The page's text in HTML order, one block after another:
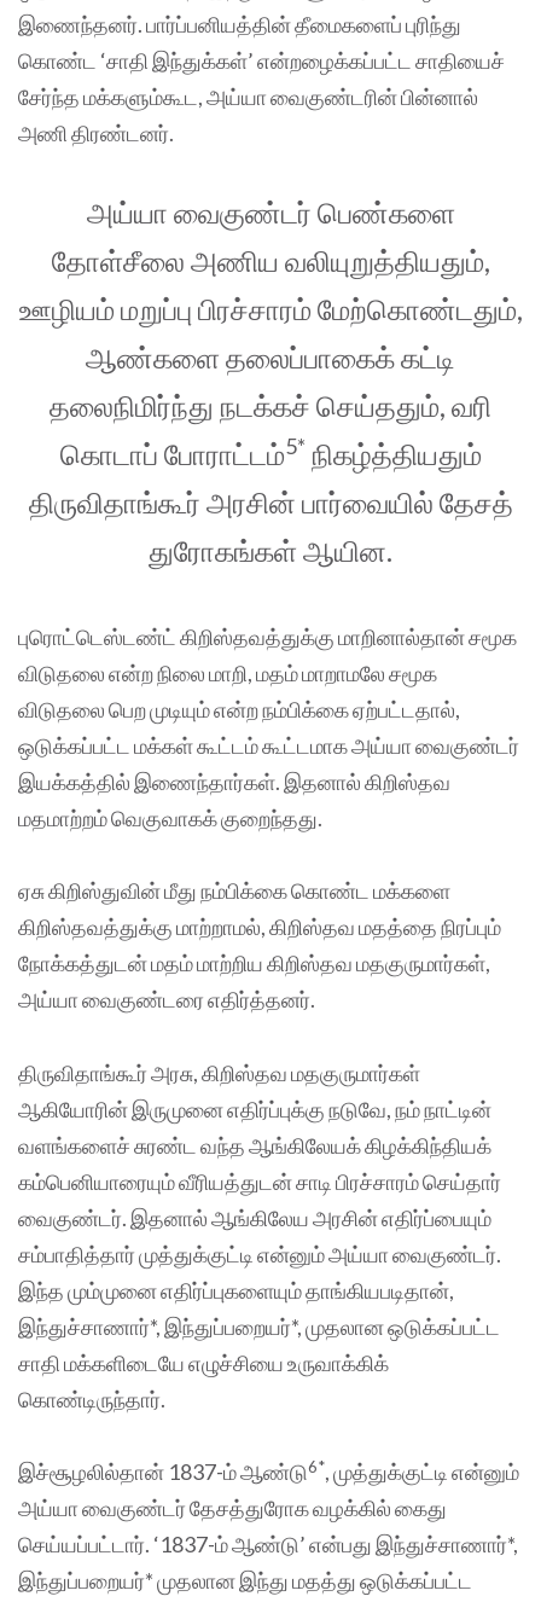
இணைந்தனர். பார்ப்பனியத்தின் தீமைகளைப் புரிந்து
கொண்ட ‘சாதி இந்துக்கள்’ என்றழைக்கப்பட்ட சாதியைச்
சேர்ந்த மக்களும்கூட, அய்யா வைகுண்டரின் பின்னால்
அணி திரண்டனர்.
அய்யா வைகுண்டர் பெண்களை
தோள்சீலை அணிய வலியுறுத்தியதும்,
ஊழியம் மறுப்பு பிரச்சாரம் மேற்கொண்டதும்,
ஆண்களை தலைப்பாகைக் கட்டி
தலைநிமிர்ந்து நடக்கச் செய்ததும், வரி
கொடாப் போராட்டம்5* நிகழ்த்தியதும்
திருவிதாங்கூர் அரசின் பார்வையில் தேசத்
துரோகங்கள் ஆயின.
புரொட்டெஸ்டண்ட் கிறிஸ்தவத்துக்கு மாறினால்தான் சமூக
விடுதலை என்ற நிலை மாறி, மதம் மாறாமலே சமூக
விடுதலை பெற முடியும் என்ற நம்பிக்கை ஏற்பட்டதால்,
ஒடுக்கப்பட்ட மக்கள் கூட்டம் கூட்டமாக அய்யா வைகுண்டர்
இயக்கத்தில் இணைந்தார்கள். இதனால் கிறிஸ்தவ
மதமாற்றம் வெகுவாகக் குறைந்தது.
ஏசு கிறிஸ்துவின் மீது நம்பிக்கை கொண்ட மக்களை
கிறிஸ்தவத்துக்கு மாற்றாமல், கிறிஸ்தவ மதத்தை நிரப்பும்
நோக்கத்துடன் மதம் மாற்றிய கிறிஸ்தவ மதகுருமார்கள்,
அய்யா வைகுண்டரை எதிர்த்தனர்.
திருவிதாங்கூர் அரசு, கிறிஸ்தவ மதகுருமார்கள்
ஆகியோரின் இருமுனை எதிர்ப்புக்கு நடுவே, நம் நாட்டின்
வளங்களைச் சுரண்ட வந்த ஆங்கிலேயக் கிழக்கிந்தியக்
கம்பெனியாரையும் வீரியத்துடன் சாடி பிரச்சாரம் செய்தார்
வைகுண்டர். இதனால் ஆங்கிலேய அரசின் எதிர்ப்பையும்
சம்பாதித்தார் முத்துக்குட்டி என்னும் அய்யா வைகுண்டர்.
இந்த மும்முனை எதிர்ப்புகளையும் தாங்கியபடிதான்,
இந்துச்சாணார்*, இந்துப்பறையர்*, முதலான ஒடுக்கப்பட்ட
சாதி மக்களிடையே எழுச்சியை உருவாக்கிக்
கொண்டிருந்தார்.
இச்சூழலில்தான் 1837-ம் ஆண்டு6*, முத்துக்குட்டி என்னும்
அய்யா வைகுண்டர் தேசத்துரோக வழக்கில் கைது
செய்யப்பட்டார். ‘1837-ம் ஆண்டு’ என்பது இந்துச்சாணார்*,
இந்துப்பறையர்* முதலான இந்து மதத்து ஒடுக்கப்பட்ட